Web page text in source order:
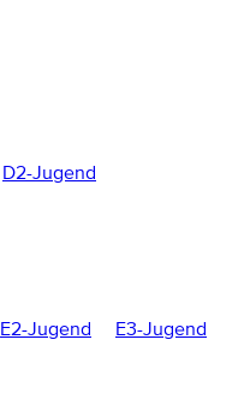
D2-Jugend
E2-Jugend E3-Jugend